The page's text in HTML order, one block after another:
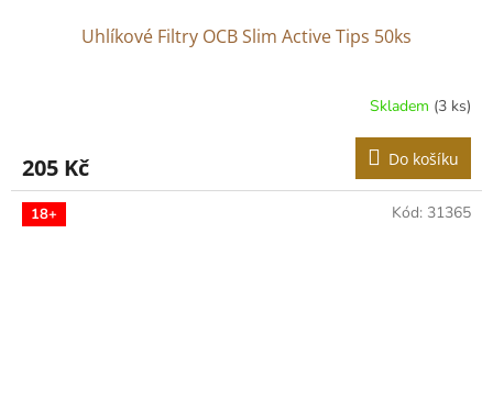
Uhlíkové Filtry OCB Slim Active Tips 50ks
Skladem (3 ks)
205 Kč Do košíku
18+ Kód: 31365